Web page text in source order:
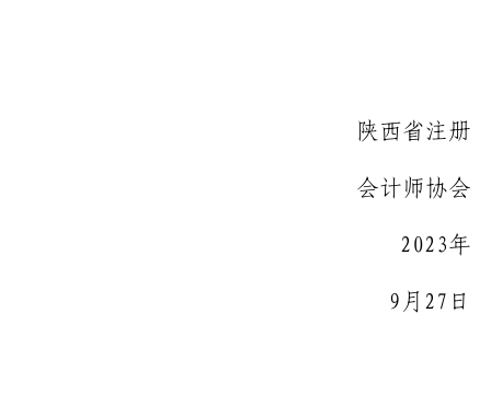
陕西省注册
会计师协会
2023年
9 月 27 日